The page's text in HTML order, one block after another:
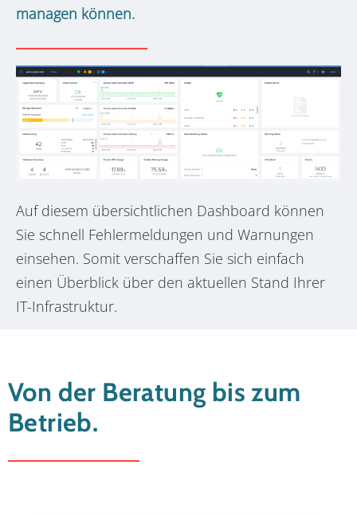
managen können.
Auf diesem übersichtlichen Dashboard können
Sie schnell Fehlermeldungen und Warnungen
einsehen. Somit verschaffen Sie sich einfach
einen Überblick über den aktuellen Stand Ihrer
IT-Infrastruktur.
Von der Beratung bis zum
Betrieb.